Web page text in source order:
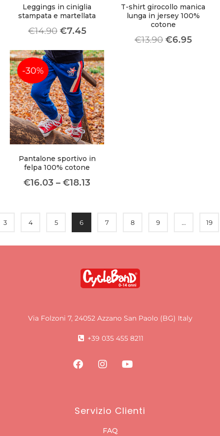
Leggings in ciniglia
stampata e martellata
€14.90 €7.45
T-shirt girocollo manica
lunga in jersey 100%
cotone
€13.90 €6.95
-30%
Pantalone sportivo in
felpa 100% cotone
€16.03 – €18.13
3 4 5 6 7 8 9 … 19
Via Folzoni 7, 24052 Azzano San Paolo (BG) Italy
+39 035 455 8211
Servizio Clienti
FAQ